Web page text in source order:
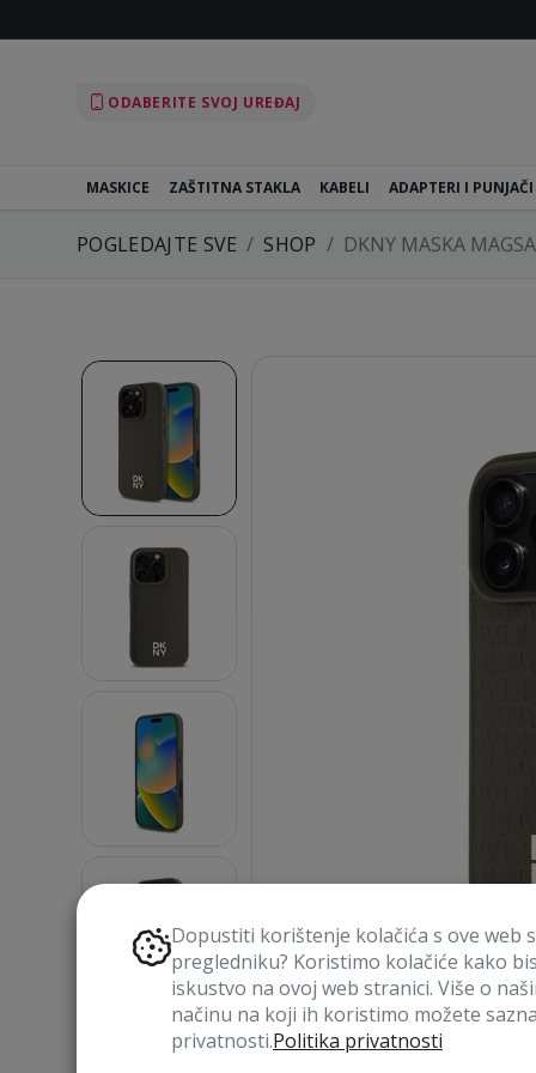
ODABERITE SVOJ UREĐAJ
MASKICE ZAŠTITNA STAKLA KABELI ADAPTERI I PUNJAČI
POGLEDAJTE SVE SHOP DKNY MASKA
Dopustiti korištenje kolačića s ove web
pregledniku? Koristimo kolačiće kako
iskustvo na ovoj web stranici. Više o
načinu na koji ih koristimo možete
privatnosti.Politika privatnosti